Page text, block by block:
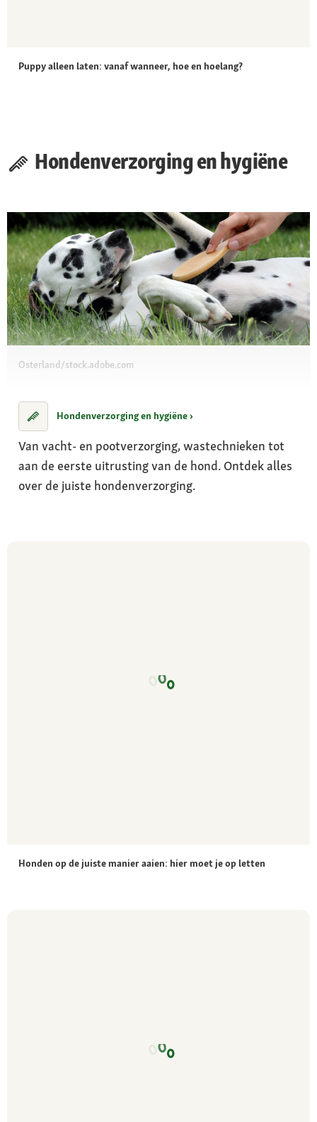
Puppy alleen laten: vanaf wanneer, hoe en hoelang?
Hondenverzorging en hygiëne
Osterland/stock.adobe.com
Hondenverzorging en hygiëne ›
Van vacht- en pootverzorging, wastechnieken tot
aan de eerste uitrusting van de hond. Ontdek alles
over de juiste hondenverzorging.
Honden op de juiste manier aaien: hier moet je op letten